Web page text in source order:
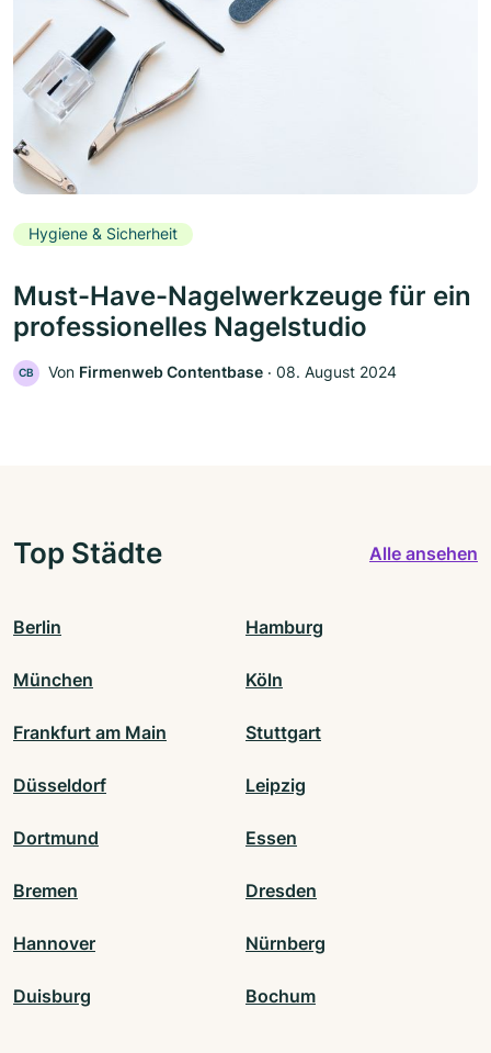
Hygiene & Sicherheit
Must-Have-Nagelwerkzeuge für ein
professionelles Nagelstudio
CB Von Firmenweb Contentbase ‧ 08. August 2024
Top Städte Alle ansehen
Berlin Hamburg
München Köln
Frankfurt am Main Stuttgart
Düsseldorf Leipzig
Dortmund Essen
Bremen Dresden
Hannover Nürnberg
Duisburg Bochum